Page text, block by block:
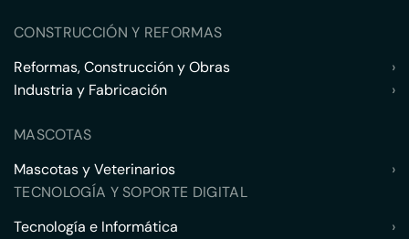
CONSTRUCCIÓN Y REFORMAS
Reformas, Construcción y Obras
›
Industria y Fabricación
›
MASCOTAS
Mascotas y Veterinarios
›
TECNOLOGÍA Y SOPORTE DIGITAL
Tecnología e Informática
›